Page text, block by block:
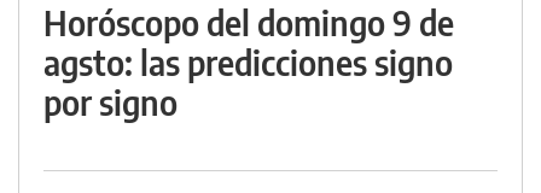
Horóscopo del domingo 9 de
agsto: las predicciones signo
por signo